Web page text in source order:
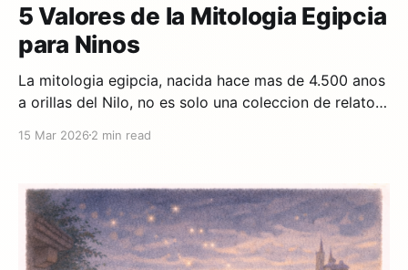
5 Valores de la Mitologia Egipcia
para Ninos
La mitologia egipcia, nacida hace mas de 4.500 anos
a orillas del Nilo, no es solo una coleccion de relatos
sistema de valores profundo que ha perdurado
de mitologia egipcia, hemos
15 Mar 2026 2 min read